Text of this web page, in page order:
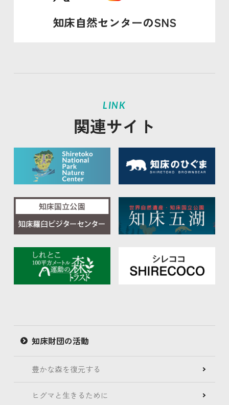
知床自然センターのSNS
知床財団の活動
豊かな森を復元する
ヒグマと生きるために